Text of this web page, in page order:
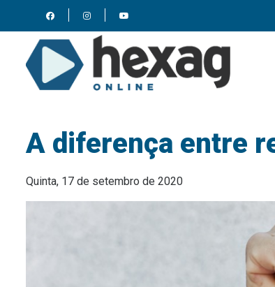
A diferença entre
Quinta, 17 de setembro de 2020